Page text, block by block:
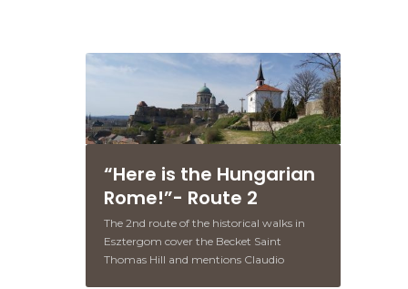
“Here is the Hungarian
Rome!”- Route 2
The 2nd route of the historical walks in
Esztergom cover the Becket Saint
Thomas Hill and mentions Claudio